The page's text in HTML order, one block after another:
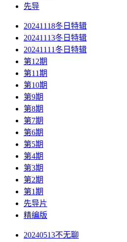
先导
20241118冬日特辑
20241113冬日特辑
20241111冬日特辑
第12期
第11期
第10期
第9期
第8期
第7期
第6期
第5期
第4期
第3期
第2期
第1期
先导片
精编版
20240513不无聊